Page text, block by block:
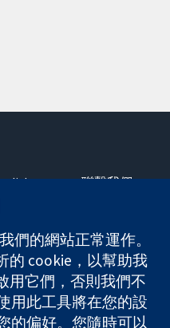
聯繫我們
關於我們
工作機會
Cochrane
Library
們的網站正常運作。
的 cookie，以幫助我
用它們，否則我們不
用此工具將在您的設
的偏好。您隨時可以